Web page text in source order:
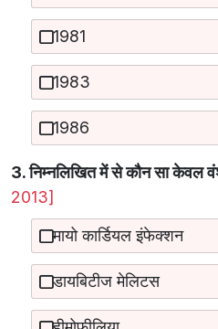
1981
1983
1986
3. निम्नलिखित में से कौन सा केवल
2013]
मायो कार्डियल इंफेक्शन
डायबिटीज मेलिटस